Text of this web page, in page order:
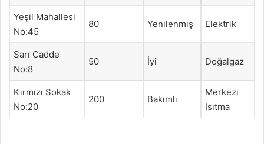
Yeşil Mahallesi
No:45
80 Yenilenmiş Elektrik
Sarı Cadde
No:8
50 İyi Doğalgaz
Kırmızı Sokak
No:20
200 Bakımlı
Merkezi
Isıtma